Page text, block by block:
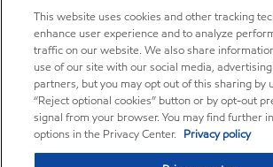
This website uses cookies and other tracking
enhance user experience and to analyze
traffic on our website. We also share
use of our site with our social media,
partners, but you may opt out of this sharing by
“Reject optional cookies” button or by opt-out
signal from your browser. You may find further
options in the Privacy Center. Privacy policy